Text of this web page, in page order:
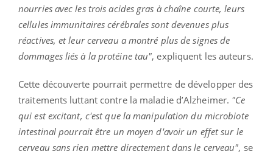
nourries avec les trois acides gras à chaîne courte, leurs
cellules immunitaires cérébrales sont devenues plus
réactives, et leur cerveau a montré plus de signes de
dommages liés à la protéine tau", expliquent les auteurs.
Cette découverte pourrait permettre de développer des
traitements luttant contre la maladie d’Alzheimer. "Ce
qui est excitant, c'est que la manipulation du microbiote
intestinal pourrait être un moyen d'avoir un effet sur le
cerveau sans rien mettre directement dans le cerveau", se